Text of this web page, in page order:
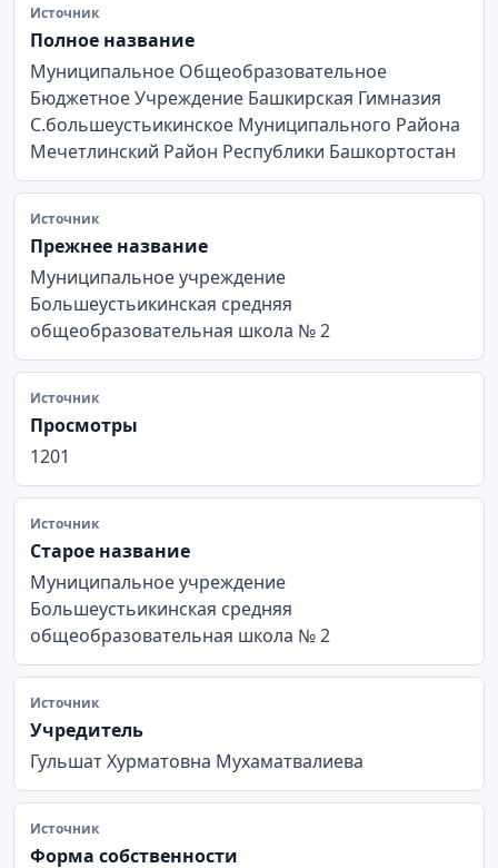
Источник
Полное название
Муниципальное Общеобразовательное
Бюджетное Учреждение Башкирская Гимназия
С.большеустьикинское Муниципального Района
Мечетлинский Район Республики Башкортостан
Источник
Прежнее название
Муниципальное учреждение
Большеустьикинская средняя
общеобразовательная школа № 2
Источник
Просмотры
1201
Источник
Старое название
Муниципальное учреждение
Большеустьикинская средняя
общеобразовательная школа № 2
Источник
Учредитель
Гульшат Хурматовна Мухаматвалиева
Источник
Форма собственности